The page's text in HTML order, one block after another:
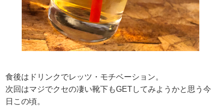
食後はドリンクでレッツ・モチベーション。
次回はマジでクセの凄い靴下もGETしてみようかと思う今
日この頃。